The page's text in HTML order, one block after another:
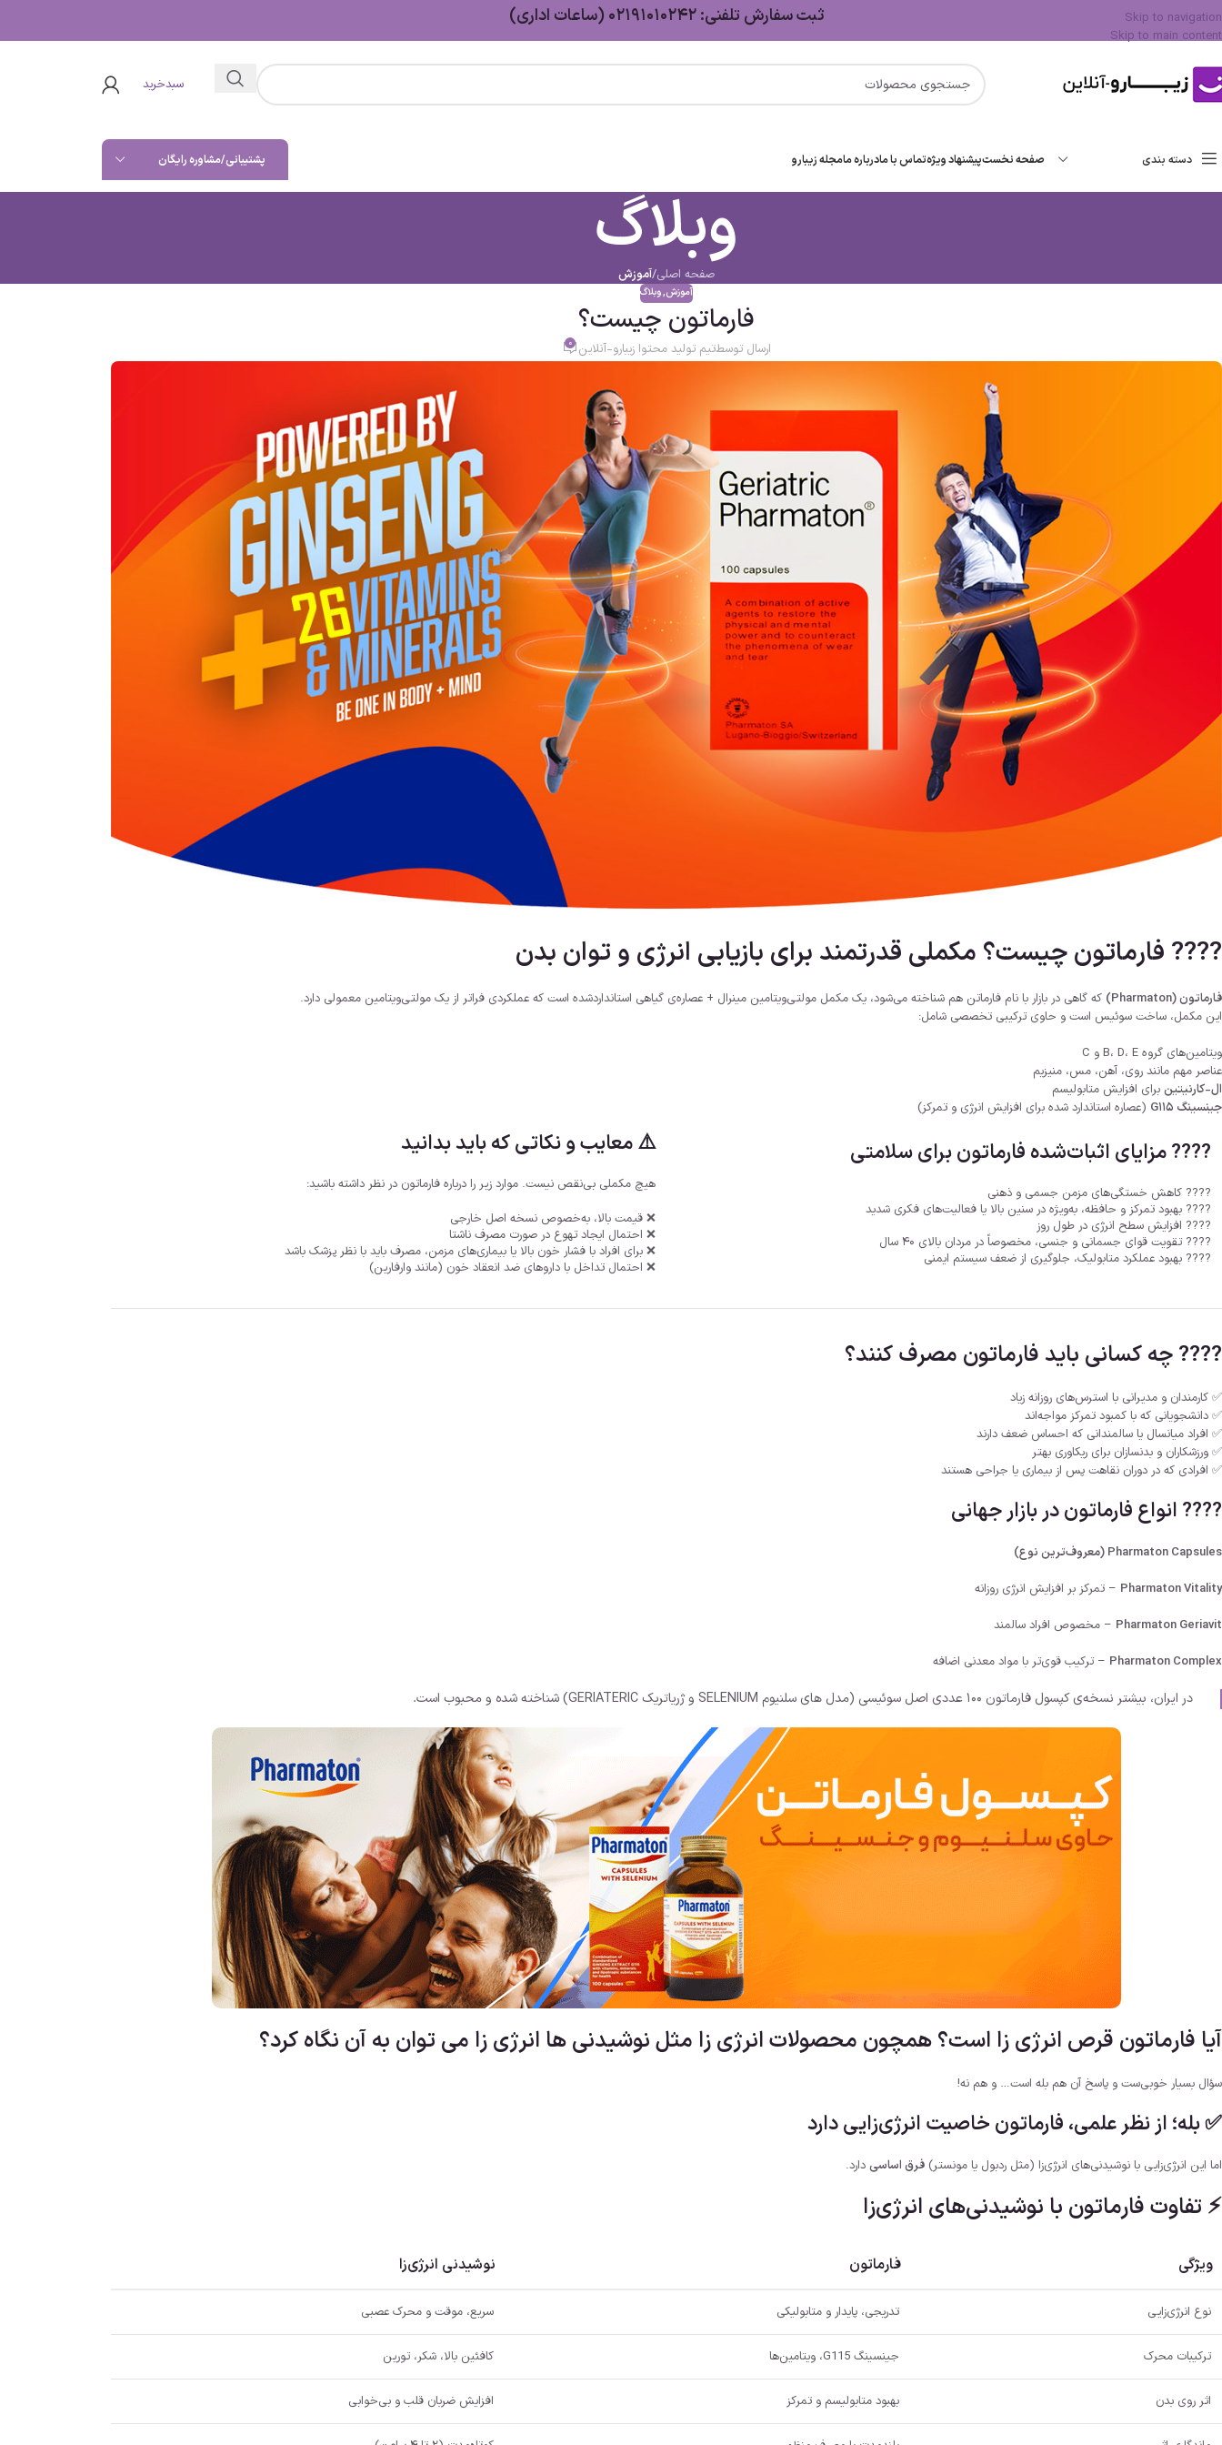
Skip to navigation
Skip to main content
ثبت سفارش تلفنی: 02191010242 (ساعات اداری)
سبدخرید
دسته بندی صفحه نخستپیشنهاد ویژهتماس با مادرباره مامجله زیبارو پشتیبانی/مشاوره رایگان
وبلاگ
صفحه اصلی/آموزش
آموزش,وبلاگ
فارماتون چیست؟
ارسال توسطتیم تولید محتوا زیبارو-آنلاین 0
???? فارماتون چیست؟ مکملی قدرتمند برای بازیابی انرژی و توان بدن
فارماتون (Pharmaton) که گاهی در بازار با نام فارماتن هم شناخته می‌شود، یک مکمل مولتی‌ویتامین مینرال + عصاره‌ی گیاهی استانداردشده است که عملکردی فراتر از یک مولتی‌ویتامین معمولی دارد.
این مکمل، ساخت سوئیس است و حاوی ترکیبی تخصصی شامل:
ویتامین‌های گروه B، D، E و C
عناصر مهم مانند روی، آهن، مس، منیزیم
ال-کارنیتین برای افزایش متابولیسم
جینسینگ G115
(عصاره استاندارد شده برای افزایش انرژی و تمرکز)
???? مزایای اثبات‌شده فارماتون برای سلامتی
???? کاهش خستگی‌های مزمن جسمی و ذهنی
???? بهبود تمرکز و حافظه، به‌ویژه در سنین بالا یا فعالیت‌های فکری شدید
???? افزایش سطح انرژی در طول روز
???? تقویت قوای جسمانی و جنسی، مخصوصاً در مردان بالای ۴۰ سال
???? بهبود عملکرد متابولیک، جلوگیری از ضعف سیستم ایمنی
⚠️ معایب و نکاتی که باید بدانید
هیچ مکملی بی‌نقص نیست. موارد زیر را درباره فارماتون در نظر داشته باشید:
❌ قیمت بالا، به‌خصوص نسخه اصل خارجی
❌ احتمال ایجاد تهوع در صورت مصرف ناشتا
❌ برای افراد با فشار خون بالا یا بیماری‌های مزمن، مصرف باید با نظر پزشک باشد
❌ احتمال تداخل با داروهای ضد انعقاد خون (مانند وارفارین)
???? چه کسانی باید فارماتون مصرف کنند؟
✅ کارمندان و مدیرانی با استرس‌های روزانه زیاد
✅ دانشجویانی که با کمبود تمرکز مواجه‌اند
✅ افراد میانسال یا سالمندانی که احساس ضعف دارند
✅ ورزشکاران و بدنسازان برای ریکاوری بهتر
✅ افرادی که در دوران نقاهت پس از بیماری یا جراحی هستند
???? انواع فارماتون در بازار جهانی
Pharmaton Capsules (معروف‌ترین نوع)
Pharmaton Vitality – تمرکز بر افزایش انرژی روزانه
Pharmaton Geriavit – مخصوص افراد سالمند
Pharmaton Complex – ترکیب قوی‌تر با مواد معدنی اضافه
در ایران، بیشتر نسخه‌ی کپسول فارماتون ۱۰۰ عددی اصل سوئیسی (مدل های سلنیوم SELENIUM و ژریاتریک GERIATERIC) شناخته شده و محبوب است.
آیا فارماتون قرص انرژی زا است؟ همچون محصولات انرژی زا مثل نوشیدنی ها انرژی زا می توان به آن نگاه کرد؟
سؤال بسیار خوبی‌ست و پاسخ آن هم بله است… و هم نه!
✅ بله؛ از نظر علمی، فارماتون خاصیت انرژی‌زایی دارد
اما این انرژی‌زایی با نوشیدنی‌های انرژی‌زا (مثل ردبول یا مونستر) فرق اساسی دارد.
⚡ تفاوت فارماتون با نوشیدنی‌های انرژی‌زا
ویژگی فارماتون نوشیدنی انرژی‌زا
نوع انرژی‌زایی تدریجی، پایدار و متابولیکی سریع، موقت و محرک عصبی
ترکیبات محرک جینسینگ G115، ویتامین‌ها کافئین بالا، شکر، تورین
اثر روی بدن بهبود متابولیسم و تمرکز افزایش ضربان قلب و بی‌خوابی